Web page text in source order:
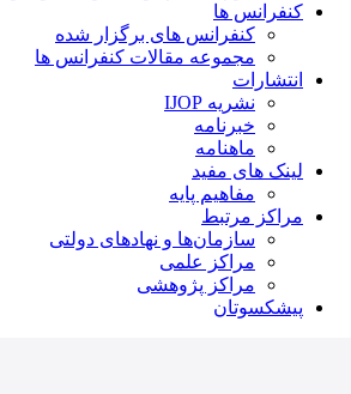
کنفرانس ها
کنفرانس های برگزار شده
مجموعه مقالات کنفرانس ها
انتشارات
نشریه IJOP
خبرنامه
ماهنامه
لینک های مفید
مفاهیم پایه
مراکز مرتبط
سازمان‌ها و نهادهای دولتی
مراکز علمی
مراکز پژوهشی
پیشکسوتان